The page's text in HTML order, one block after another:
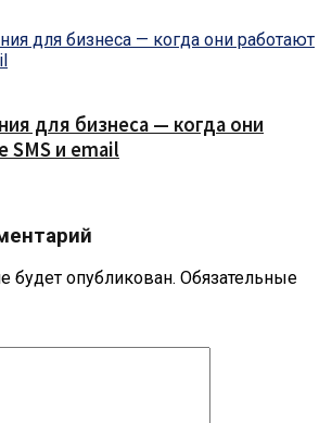
для бизнеса — когда они
SMS и email
будет опубликован. Обязательные